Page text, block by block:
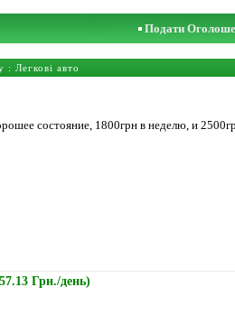
Подати
: Легкові авто
состояние, 1800грн в неделю, и
Грн./день)